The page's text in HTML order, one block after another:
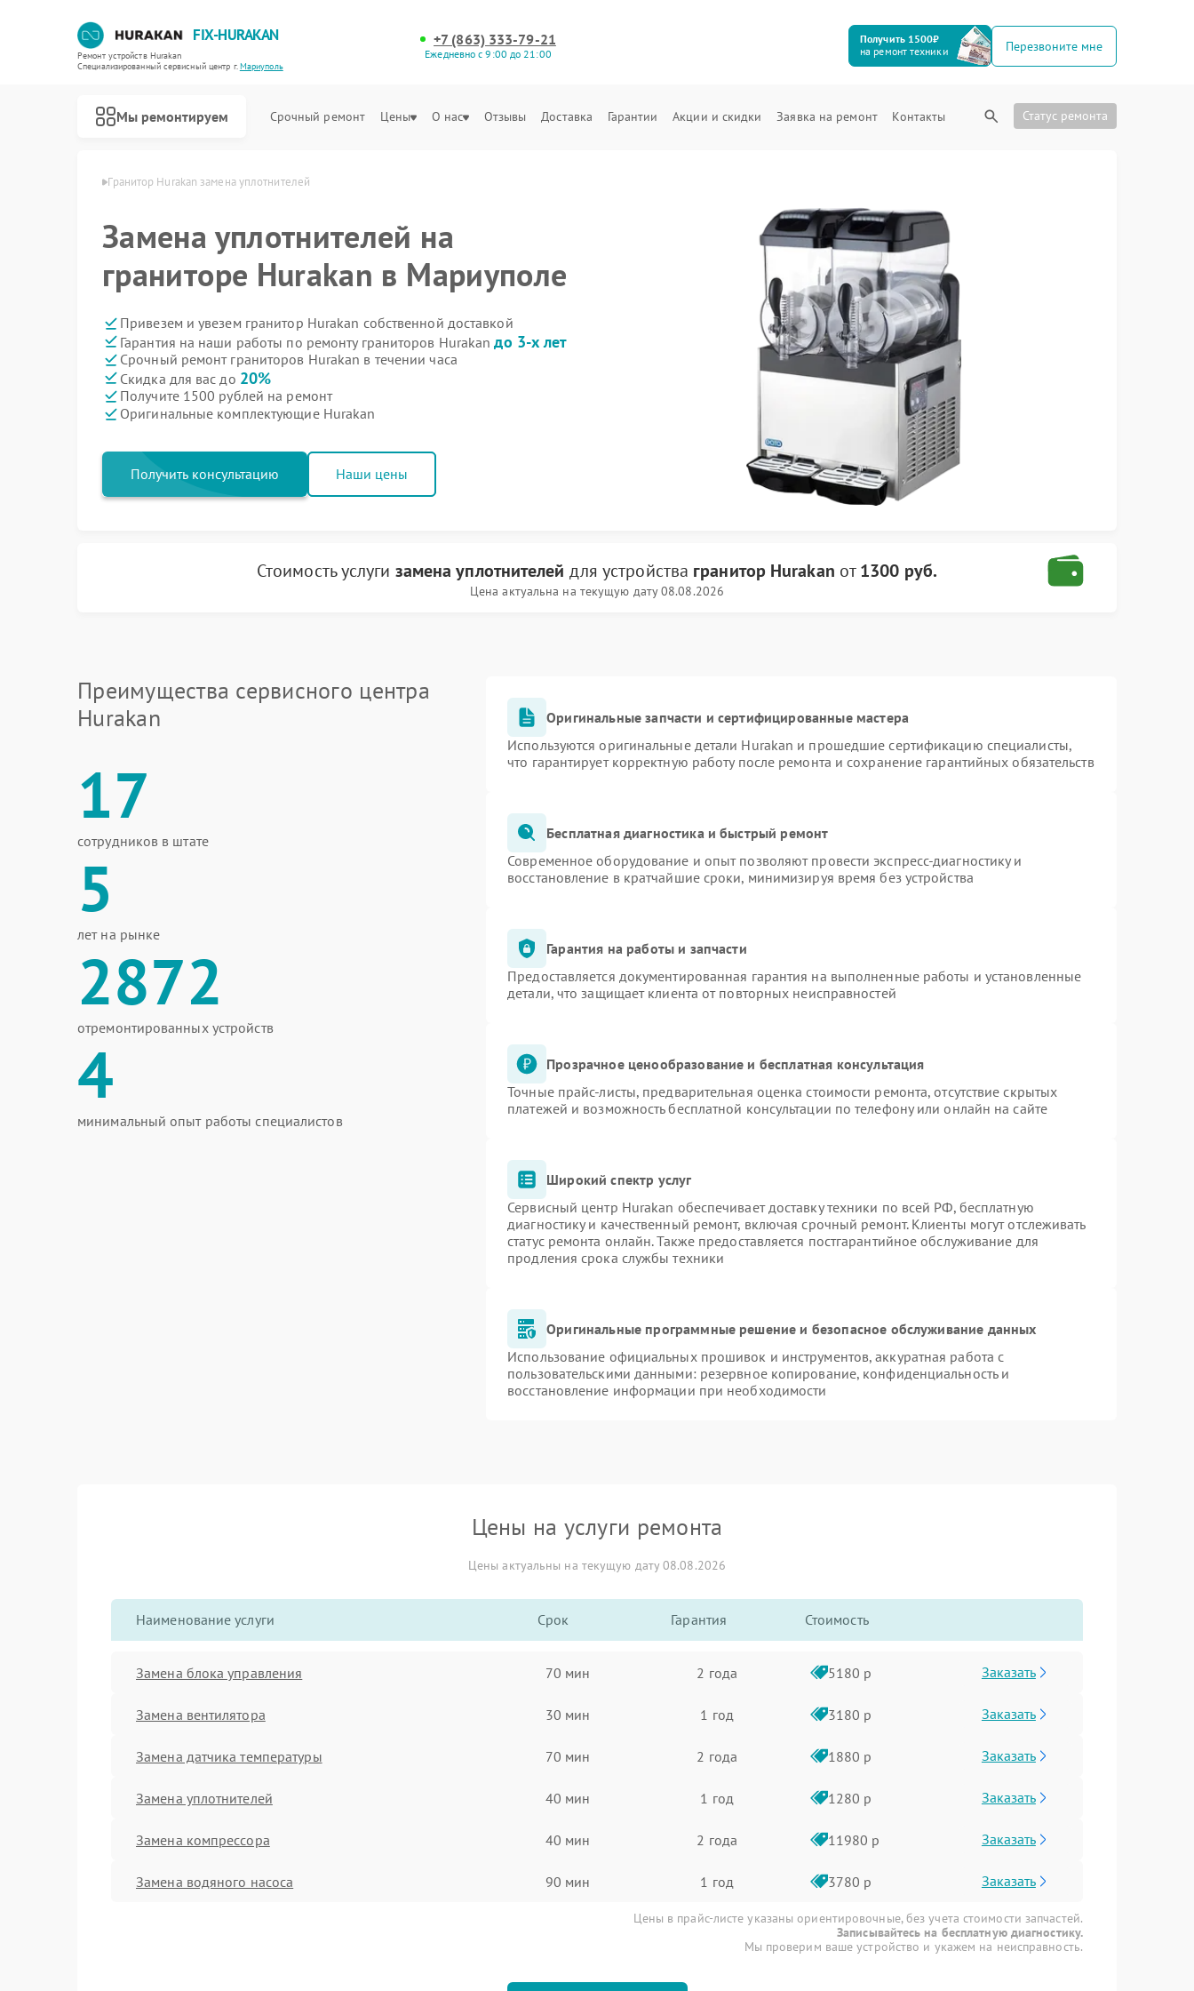
FIX-HURAKAN
Ремонт устройств Hurakan
Специализированный cервисный центр г.Мариуполь
+7 (863) 333-79-21
Ежедневно с 9:00 до 21:00
Получить 1500₽
на ремонт техники
Перезвоните мне
Мы ремонтируем Срочный ремонт Цены О нас Отзывы Доставка Гарантии Акции и скидки Заявка на ремонт Контакты Статус ремонта
в Мариуполе Гранитор Hurakan замена уплотнителей
Замена уплотнителей на
граниторе Hurakan в Мариуполе
Привезем и увезем гранитор Hurakan собственной доставкой
Гарантия на наши работы по ремонту граниторов Hurakanдо 3-х лет
Срочный ремонт граниторов Hurakan в течении часа
Скидка для вас до 20%
Получите 1500 рублей на ремонт
Оригинальные комплектующие Hurakan
Получить консультацию Наши цены
Стоимость услуги замена уплотнителей для устройства гранитор Hurakan от1300 руб.
Цена актуальна на текущую дату 08.08.2026
Преимущества сервисного центра
Hurakan
17
сотрудников в штате
5
лет на рынке
2872
отремонтированных устройств
4
минимальный опыт работы специалистов
Оригинальные запчасти и сертифицированные мастера
Используются оригинальные детали Hurakan и прошедшие сертификацию специалисты,
что гарантирует корректную работу после ремонта и сохранение гарантийных обязательств
Бесплатная диагностика и быстрый ремонт
Современное оборудование и опыт позволяют провести экспресс-диагностику и
восстановление в кратчайшие сроки, минимизируя время без устройства
Гарантия на работы и запчасти
Предоставляется документированная гарантия на выполненные работы и установленные
детали, что защищает клиента от повторных неисправностей
Прозрачное ценообразование и бесплатная консультация
Точные прайс-листы, предварительная оценка стоимости ремонта, отсутствие скрытых
платежей и возможность бесплатной консультации по телефону или онлайн на сайте
Широкий спектр услуг
Сервисный центр Hurakan обеспечивает доставку техники по всей РФ, бесплатную
диагностику и качественный ремонт, включая срочный ремонт. Клиенты могут отслеживать
статус ремонта онлайн. Также предоставляется постгарантийное обслуживание для
продления срока службы техники
Оригинальные программные решение и безопасное обслуживание данных
Использование официальных прошивок и инструментов, аккуратная работа с
пользовательскими данными: резервное копирование, конфиденциальность и
восстановление информации при необходимости
Цены на услуги ремонта
Цены актуальны на текущую дату 08.08.2026
Наименование услуги Срок Гарантия Стоимость
Замена блока управления 70 мин 2 года 5180 р Заказать
Замена вентилятора 30 мин 1 год 3180 р Заказать
Замена датчика температуры 70 мин 2 года 1880 р Заказать
Замена уплотнителей 40 мин 1 год 1280 р Заказать
Замена компрессора 40 мин 2 года 11980 р Заказать
Замена водяного насоса 90 мин 1 год 3780 р Заказать
Цены в прайс-листе указаны ориентировочные, без учета стоимости запчастей.
Записывайтесь на бесплатную диагностику.
Мы проверим ваше устройство и укажем на неисправность.